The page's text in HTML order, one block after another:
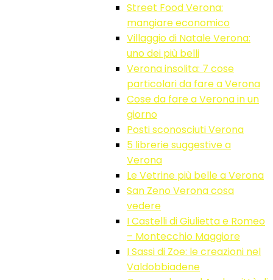
Street Food Verona:
mangiare economico
Villaggio di Natale Verona:
uno dei più belli
Verona insolita: 7 cose
particolari da fare a Verona
Cose da fare a Verona in un
giorno
Posti sconosciuti Verona
5 librerie suggestive a
Verona
Le Vetrine più belle a Verona
San Zeno Verona cosa
vedere
I Castelli di Giulietta e Romeo
– Montecchio Maggiore
I Sassi di Zoe: le creazioni nel
Valdobbiadene